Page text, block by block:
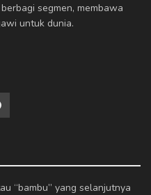
segmen, membawa
untuk dunia.
“bambu” yang selanjutnya